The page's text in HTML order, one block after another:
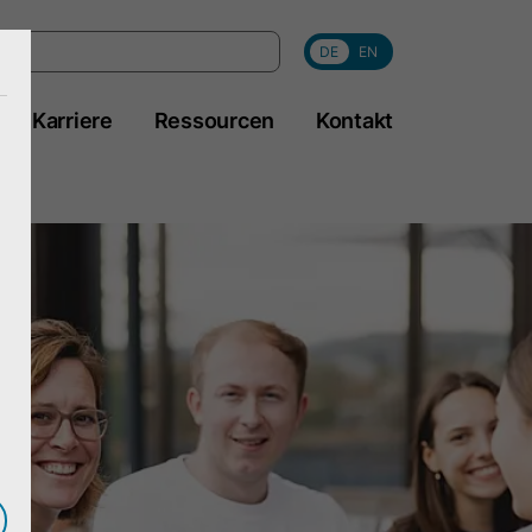
DE EN
Karriere Ressourcen Kontakt